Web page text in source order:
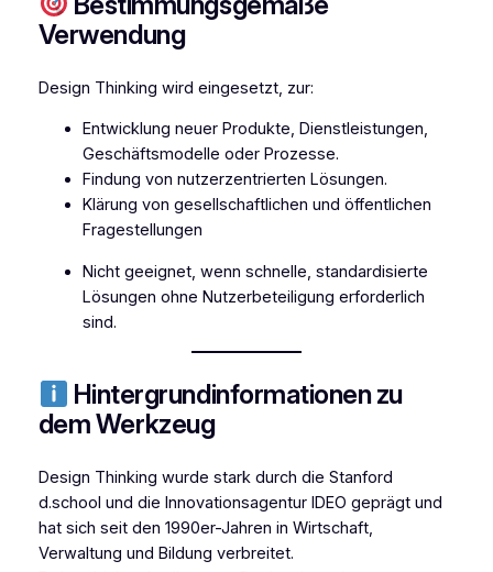
Verwendung
Design Thinking wird eingesetzt, zur:
Entwicklung neuer Produkte, Dienstleistungen,
Geschäftsmodelle oder Prozesse.
Findung von nutzerzentrierten Lösungen.
Klärung von gesellschaftlichen und öffentlichen
Fragestellungen
Nicht geeignet, wenn schnelle, standardisierte
Lösungen ohne Nutzerbeteiligung erforderlich
sind.
Hintergrundinformationen zu
dem Werkzeug
Design Thinking wurde stark durch die Stanford
d.school und die Innovationsagentur IDEO geprägt und
hat sich seit den 1990er-Jahren in Wirtschaft,
Verwaltung und Bildung verbreitet.